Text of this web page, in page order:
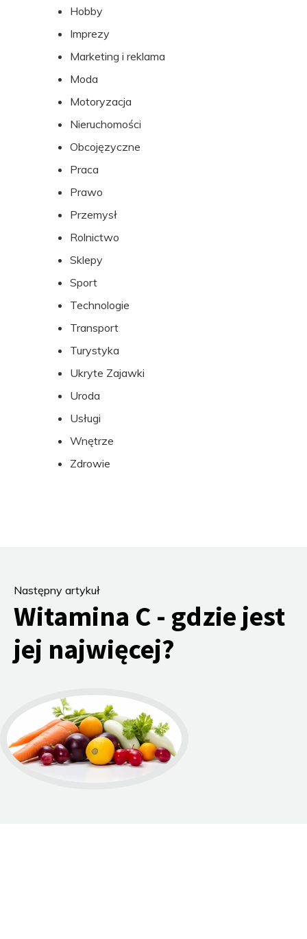
Hobby
Imprezy
Marketing i reklama
Moda
Motoryzacja
Nieruchomości
Obcojęzyczne
Praca
Prawo
Przemysł
Rolnictwo
Sklepy
Sport
Technologie
Transport
Turystyka
Ukryte Zajawki
Uroda
Usługi
Wnętrze
Zdrowie
Następny artykuł
Witamina C - gdzie jest
jej najwięcej?